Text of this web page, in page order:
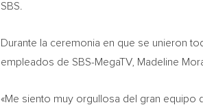
SBS.
Durante la ceremonia en que se unieron
empleados de SBS-MegaTV, Madeline
«Me siento muy orgullosa del gran equipo